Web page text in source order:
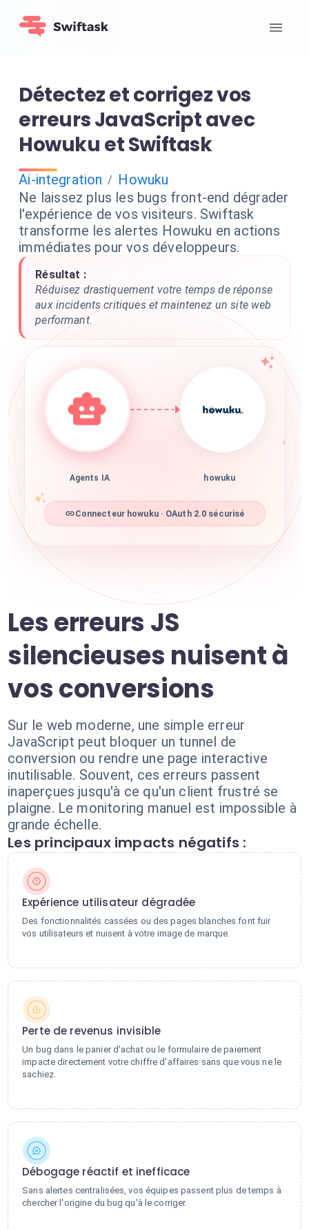
Détectez et corrigez vos
erreurs JavaScript avec
Howuku et Swiftask
Ai-integration / Howuku
Ne laissez plus les bugs front-end dégrader
l'expérience de vos visiteurs. Swiftask
transforme les alertes Howuku en actions
immédiates pour vos développeurs.
Résultat :
Réduisez drastiquement votre temps de réponse
aux incidents critiques et maintenez un site web
performant.
Agents IA howuku
Connecteur howuku · OAuth 2.0 sécurisé
Les erreurs JS
silencieuses nuisent à
vos conversions
Sur le web moderne, une simple erreur
JavaScript peut bloquer un tunnel de
conversion ou rendre une page interactive
inutilisable. Souvent, ces erreurs passent
inaperçues jusqu'à ce qu'un client frustré se
plaigne. Le monitoring manuel est impossible à
grande échelle.
Les principaux impacts négatifs :
Expérience utilisateur dégradée
Des fonctionnalités cassées ou des pages blanches font fuir
vos utilisateurs et nuisent à votre image de marque.
Perte de revenus invisible
Un bug dans le panier d'achat ou le formulaire de paiement
impacte directement votre chiffre d'affaires sans que vous ne le
sachiez.
Débogage réactif et inefficace
Sans alertes centralisées, vos équipes passent plus de temps à
chercher l'origine du bug qu'à le corriger.